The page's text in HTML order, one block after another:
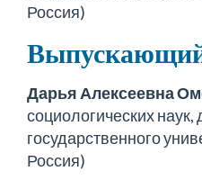
Россия)
Дарья Алексеевна
социологических наук,
государственного
Россия)